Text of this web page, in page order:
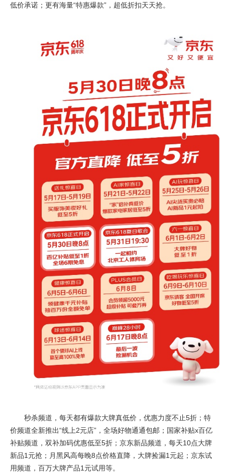
低价承诺；更有海量“特惠爆款”，超低折扣天天抢。
秒杀频道，每天都有爆款大牌真低价，优惠力度不止5折；特
价频道全新推出“线上2元店”，全场好物通通包邮；国家补贴x百亿
补贴频道，双补加码优惠低至5折；京东新品频道，每天10点大牌
新品1元抢；月黑风高每晚8点价格直降，大牌捡漏1元起；京东试
用频道，百万大牌产品1元试用等。